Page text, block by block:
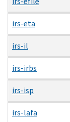
irs-eta
irs-il
irs-irbs
irs-isp
irs-lafa